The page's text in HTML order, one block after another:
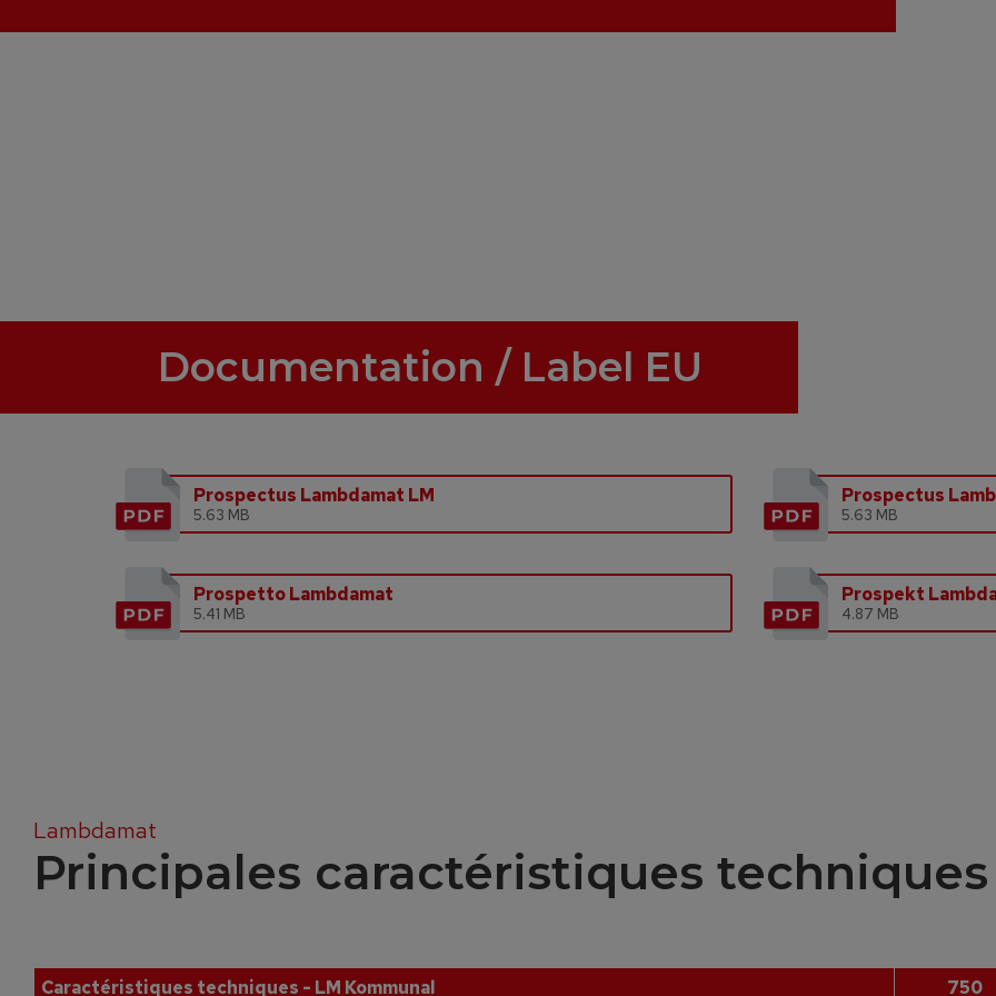
Documentation / Label EU
Prospectus Lambdamat LM
5.63 MB
Prospectus
5.63 MB
Prospetto Lambdamat
5.41 MB
Prospekt
4.87 MB
Lambdamat
Principales caractéristiques techniques
Caractéristiques techniques - LM Kommunal 750